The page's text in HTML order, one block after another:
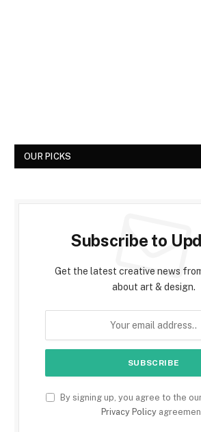
OUR PICKS
Subscribe to
Get the latest creative news
about art & design.
By signing up, you agree to the
Privacy Policy